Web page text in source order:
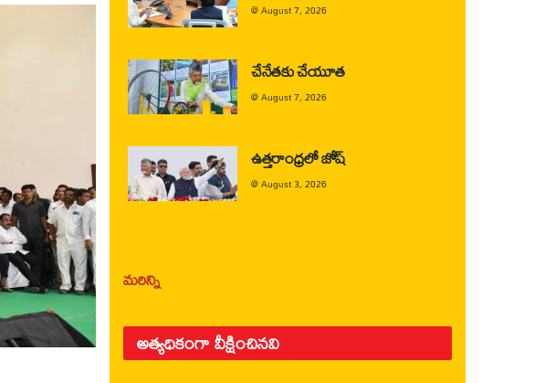
@August 7, 2026
చేనేతకు చేయూత
@August 7, 2026
ఉత్తరాంధ్రలో జోష్
@August 3, 2026
మరిన్ని
అత్యధికంగా వీక్షించినవి